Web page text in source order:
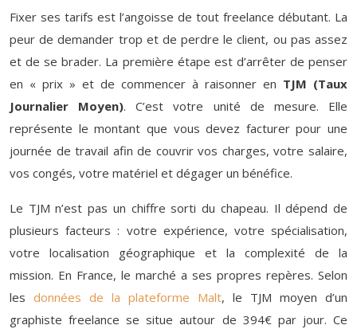
Fixer ses tarifs est l’angoisse de tout freelance débutant. La
peur de demander trop et de perdre le client, ou pas assez
et de se brader. La première étape est d’arrêter de penser
en « prix » et de commencer à raisonner en TJM (Taux
Journalier Moyen). C’est votre unité de mesure. Elle
représente le montant que vous devez facturer pour une
journée de travail afin de couvrir vos charges, votre salaire,
vos congés, votre matériel et dégager un bénéfice.
Le TJM n’est pas un chiffre sorti du chapeau. Il dépend de
plusieurs facteurs : votre expérience, votre spécialisation,
votre localisation géographique et la complexité de la
mission. En France, le marché a ses propres repères. Selon
les données de la plateforme Malt, le TJM moyen d’un
graphiste freelance se situe autour de 394€ par jour. Ce